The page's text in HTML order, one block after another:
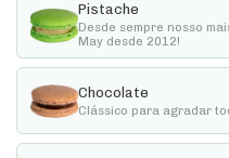
Pistache
Desde sempre nosso
May desde 2012!
Chocolate
Clássico para agradar